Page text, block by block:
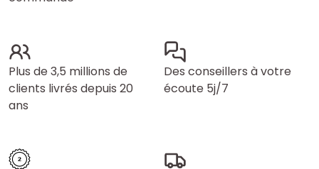
Plus de 3,5 millions de
clients livrés depuis 20
ans
Des conseillers à votre
écoute 5j/7